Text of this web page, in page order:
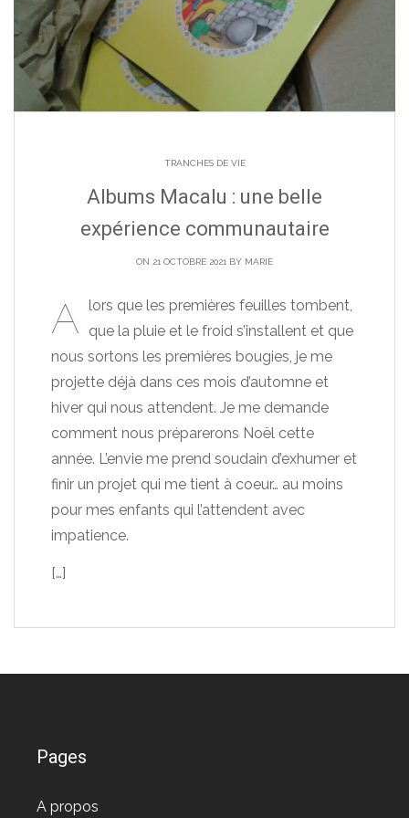
TRANCHES DE VIE
Albums Macalu : une belle
expérience communautaire
ON 21 OCTOBRE 2021 BY MARIE
A
lors que les premières feuilles tombent,
que la pluie et le froid s’installent et que
nous sortons les premières bougies, je me
projette déjà dans ces mois d’automne et
hiver qui nous attendent. Je me demande
comment nous préparerons Noël cette
année. L’envie me prend soudain d’exhumer et
finir un projet qui me tient à coeur… au moins
pour mes enfants qui l’attendent avec
impatience.
[…]
Pages
A propos